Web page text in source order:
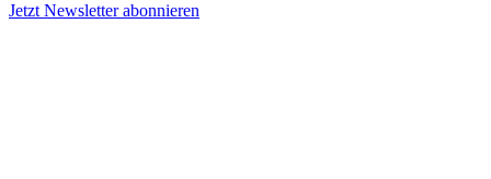
Jetzt Newsletter abonnieren